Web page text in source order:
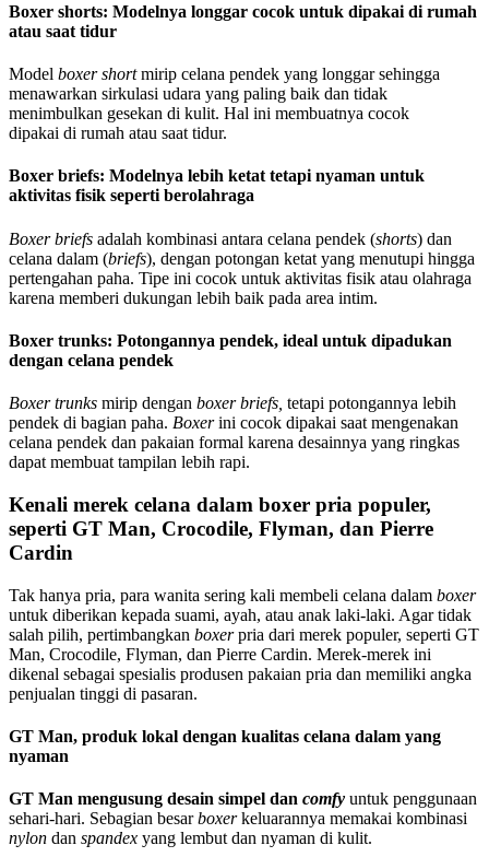
Boxer shorts: Modelnya longgar cocok untuk dipakai di rumah
atau saat tidur
Model boxer shortmirip celana pendek yang longgar sehingga
menawarkan sirkulasi udara yang paling baik dan tidak
menimbulkan gesekan di kulit. Hal ini membuatnya cocok
dipakai di rumah atau saat tidur.
Boxer briefs: Modelnya lebih ketat tetapi nyaman untuk
aktivitas fisik seperti berolahraga
Boxer briefs adalah kombinasi antara celana pendek (shorts) dan
celana dalam (briefs), dengan potongan ketat yang menutupi hingga
pertengahan paha. Tipe ini cocok untuk aktivitas fisik atau olahraga
karena memberi dukungan lebih baik pada area intim.
Boxer trunks: Potongannya pendek, ideal untuk dipadukan
dengan celana pendek
Boxer trunks mirip dengan boxer briefs, tetapi potongannya lebih
pendek di bagian paha. Boxerini cocok dipakai saat mengenakan
celana pendek dan pakaian formal karena desainnya yang ringkas
dapat membuat tampilan lebih rapi.
Kenali merek celana dalam boxer pria populer,
seperti GT Man, Crocodile, Flyman, dan Pierre
Cardin
Tak hanya pria, para wanita sering kali membeli celana dalam boxer
untuk diberikan kepada suami, ayah, atau anak laki-laki. Agar tidak
salah pilih, pertimbangkan boxerpria dari merek populer, seperti GT
Man, Crocodile, Flyman, dan Pierre Cardin. Merek-merek ini
dikenal sebagai spesialis produsen pakaian pria dan memiliki angka
penjualan tinggi di pasaran.
GT Man, produk lokal dengan kualitas celana dalam yang
nyaman
GT Man mengusung desain simpel dan comfy untuk penggunaan
sehari-hari. Sebagian besarboxerkeluarannya memakai kombinasi
nylon dan spandex yang lembut dan nyaman di kulit.